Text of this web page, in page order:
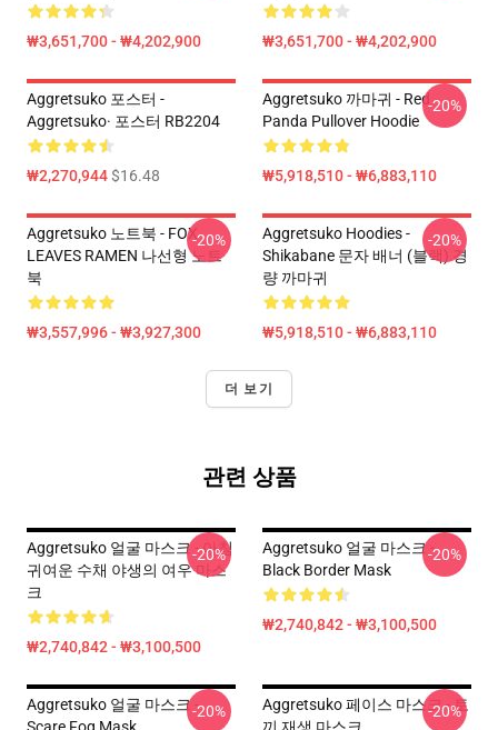
₩3,651,700 - ₩4,202,900 ₩3,651,700 - ₩4,202,900
Aggretsuko 포스터 -
Aggretsuko· 포스터 RB2204
₩2,270,944$16.48
Aggretsuko 까마귀 - Red
Panda Pullover Hoodie
₩5,918,510 - ₩6,883,110
-20%
Aggretsuko 노트북 - FOX
LEAVES RAMEN 나선형 노트
북
₩3,557,996 - ₩3,927,300
-20%
Aggretsuko Hoodies -
Shikabane 문자 배너 (블랙) 경
량 까마귀
₩5,918,510 - ₩6,883,110
-20%
더 보기
관련 상품
Aggretsuko 얼굴 마스크 - 아침
귀여운 수채 야생의 여우 마스
크
₩2,740,842 - ₩3,100,500
-20%
Aggretsuko 얼굴 마스크 -
Black Border Mask
₩2,740,842 - ₩3,100,500
-20%
Aggretsuko 얼굴 마스크 --20%
Aggretsuko 페이스 마스크 - 토
-20%